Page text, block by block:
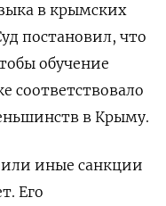
в крымских
постановил, что
обучение
соответствовало
в Крыму.
иные санкции
Его